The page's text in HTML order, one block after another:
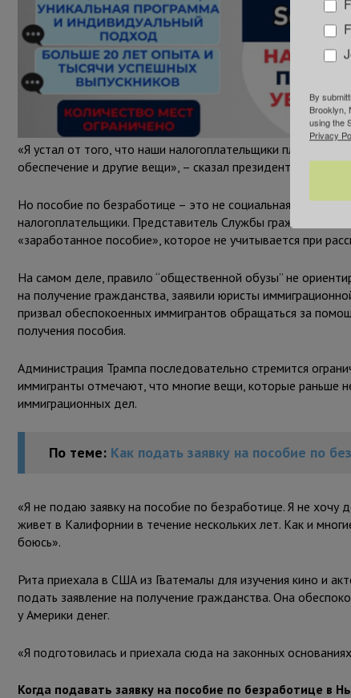
«Я устал от того, что наши налогоплательщики платят за
обеспечение и другие вещи», – сказал президент Трамп,
Но пособие по безработице – это не социальная
налогоплательщики. Представитель Службы гражданства
«заработанное пособие», которое не учитывается при
На самом деле, правило “общественной обузы” не
на получение гражданства, заявили юристы
призвал обеспокоенных иммигрантов обращаться за
получения пособия.
Администрация Трампа последовательно стремится
иммигранты отмечают, что многие вещи, которые раньше
иммиграционных дел.
По теме: Как подать заявку на пособие по
«Я не подаю заявку на пособие по безработице. Я не хочу
живет в Калифорнии в течение нескольких лет. Как и
боюсь».
Рита приехала в США из Гватемалы для изучения кино и
подать заявление на получение гражданства. Она
у Америки денег.
«Я подготовилась и приехала сюда на законных
Когда подавать заявку на пособие по безработице в
By
Brooklyn,
using the
Privacy